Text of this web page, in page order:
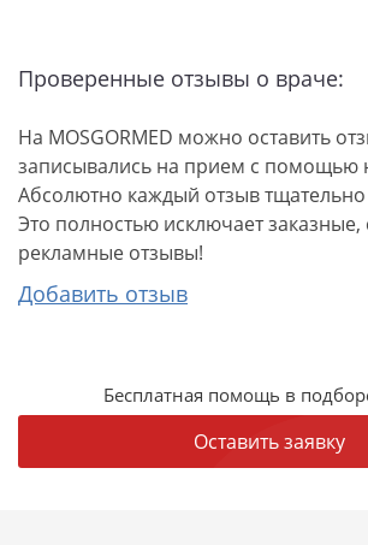
Проверенные отзывы о враче:
На MOSGORMED можно оставить
записывались на прием с помощью
Абсолютно каждый отзыв тщательно
Это полностью исключает заказные,
рекламные отзывы!
Добавить отзыв
Бесплатная помощь в
Оставить заявку